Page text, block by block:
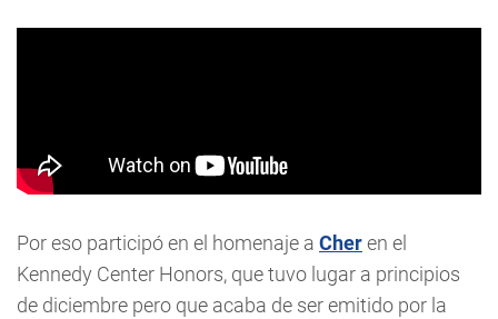
Por eso participó en el homenaje a Cheren el
Kennedy Center Honors, que tuvo lugar a principios
de diciembre pero que acaba de ser emitido por la